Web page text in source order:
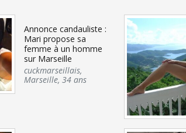
Annonce candauliste :
Mari propose sa
femme à un homme
sur Marseille
cuckmarseillais,
Marseille, 34 ans